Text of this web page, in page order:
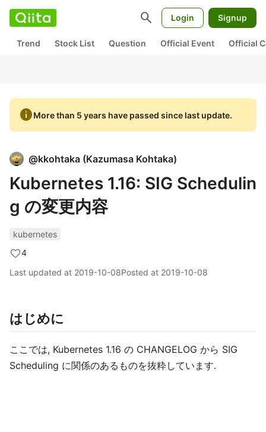
search Login Signup
Trend Stock List Question Official Event Official
infoMore than 5 years have passed since last update.
@kkohtaka (Kazumasa Kohtaka)
Kubernetes 1.16: SIG Schedulin
g の変更内容
kubernetes
4
Last updated at 2019-10-08Posted at 2019-10-08
はじめに
ここでは, Kubernetes 1.16 の CHANGELOG から SIG
Scheduling に関係のあるものを抜粋しています.